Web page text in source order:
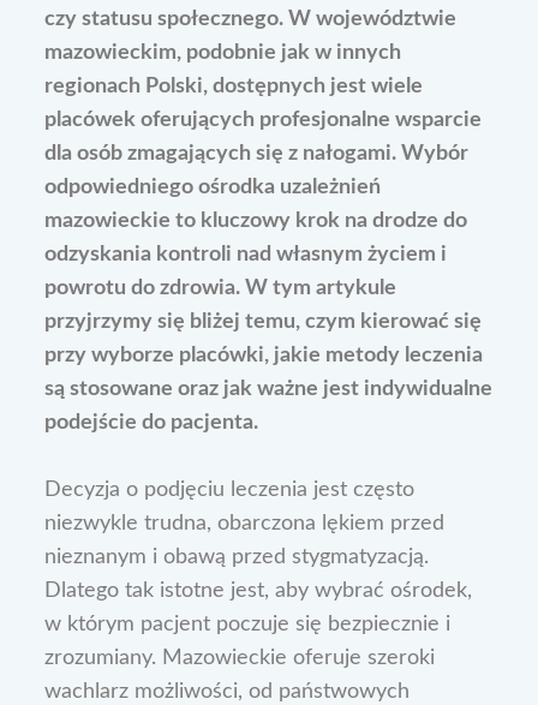
czy statusu społecznego. W województwie
mazowieckim, podobnie jak w innych
regionach Polski, dostępnych jest wiele
placówek oferujących profesjonalne wsparcie
dla osób zmagających się z nałogami. Wybór
odpowiedniego ośrodka uzależnień
mazowieckie to kluczowy krok na drodze do
odzyskania kontroli nad własnym życiem i
powrotu do zdrowia. W tym artykule
przyjrzymy się bliżej temu, czym kierować się
przy wyborze placówki, jakie metody leczenia
są stosowane oraz jak ważne jest indywidualne
podejście do pacjenta.
Decyzja o podjęciu leczenia jest często
niezwykle trudna, obarczona lękiem przed
nieznanym i obawą przed stygmatyzacją.
Dlatego tak istotne jest, aby wybrać ośrodek,
w którym pacjent poczuje się bezpiecznie i
zrozumiany. Mazowieckie oferuje szeroki
wachlarz możliwości, od państwowych